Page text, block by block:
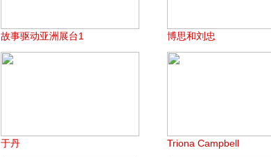
故事驱动亚洲展台1 博思和刘忠
于丹 Triona Campbell